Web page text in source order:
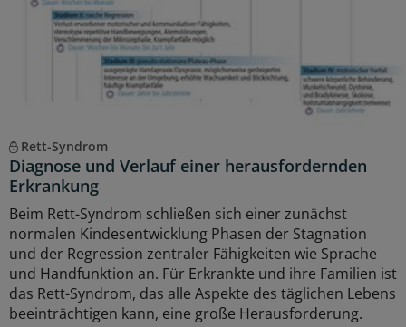
Rett-Syndrom
Diagnose und Verlauf einer herausfordernden
Erkrankung
Beim Rett-Syndrom schließen sich einer zunächst
normalen Kindesentwicklung Phasen der Stagnation
und der Regression zentraler Fähigkeiten wie Sprache
und Handfunktion an. Für Erkrankte und ihre Familien ist
das Rett-Syndrom, das alle Aspekte des täglichen Lebens
beeinträchtigen kann, eine große Herausforderung.